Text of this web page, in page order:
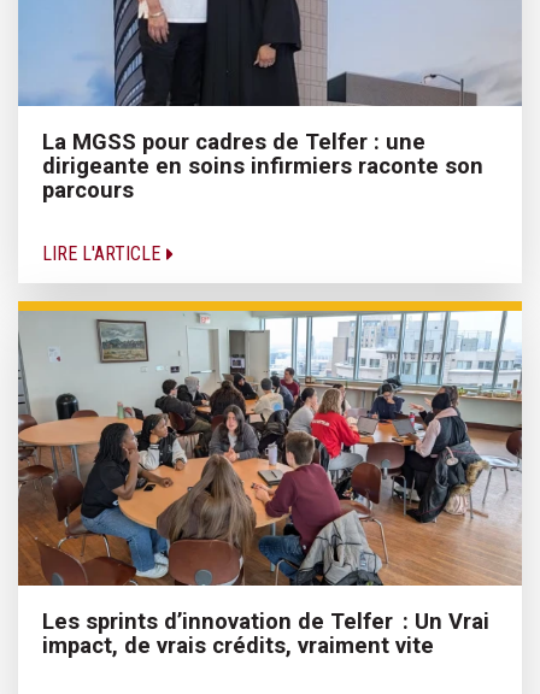
La MGSS pour cadres de Telfer : une
dirigeante en soins infirmiers raconte son
parcours
LIRE L'ARTICLE
Les sprints d’innovation de Telfer : Un Vrai
impact, de vrais crédits, vraiment vite